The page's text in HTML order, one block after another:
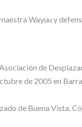
Wayúu y
de
de 2005 en
de Buena Vista,